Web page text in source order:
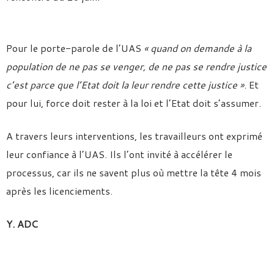
Pour le porte-parole de l’UAS « quand on demande à la
population de ne pas se venger, de ne pas se rendre justice
c’est parce que l’Etat doit la leur rendre cette justice ». Et
pour lui, force doit rester à la loi et l’Etat doit s’assumer.
A travers leurs interventions, les travailleurs ont exprimé
leur confiance à l’UAS. Ils l’ont invité à accélérer le
processus, car ils ne savent plus où mettre la tête 4 mois
après les licenciements.
Y. ADC